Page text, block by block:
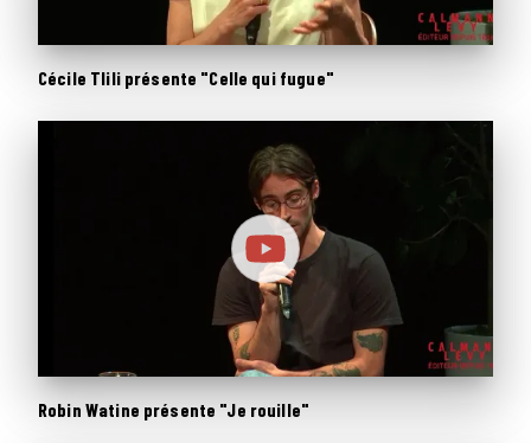
Cécile Tlili présente "Celle qui fugue"
Robin Watine présente "Je rouille"